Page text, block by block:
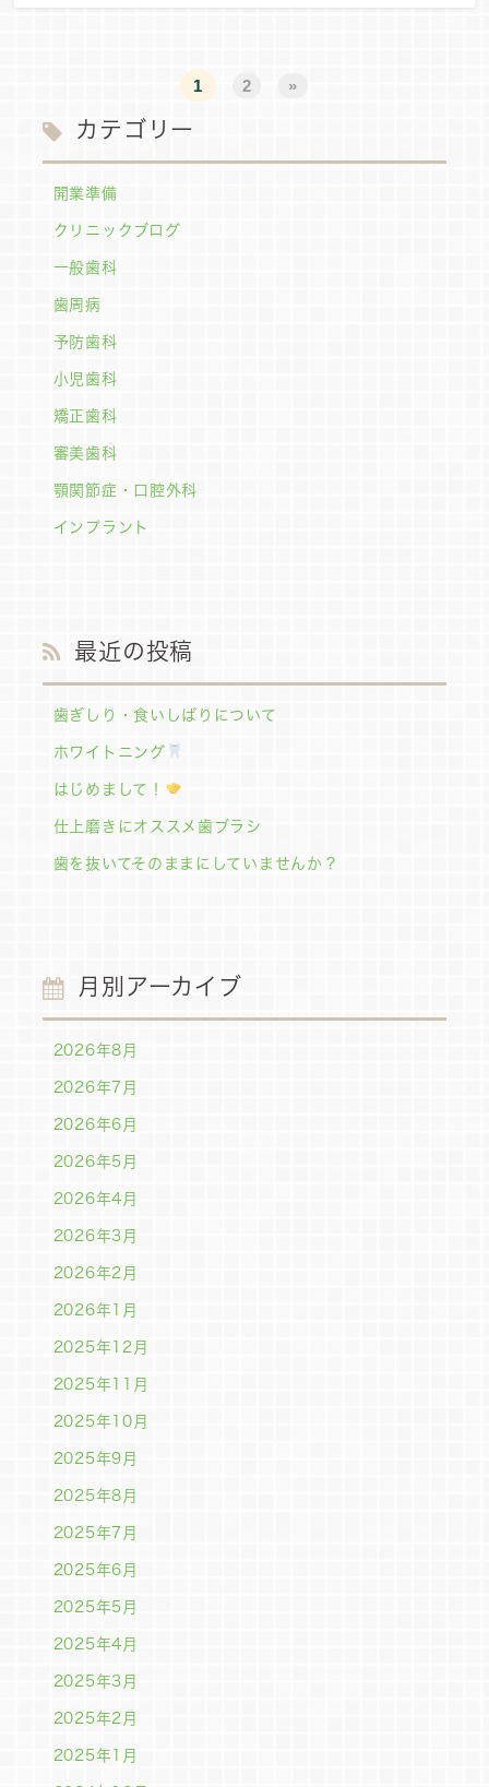
1 2 »
カテゴリー
開業準備
クリニックブログ
一般歯科
歯周病
予防歯科
小児歯科
矯正歯科
審美歯科
顎関節症・口腔外科
インプラント
最近の投稿
歯ぎしり・食いしばりについて
ホワイトニング
はじめまして！
仕上磨きにオススメ歯ブラシ
歯を抜いてそのままにしていませんか？
月別アーカイブ
2026年8月
2026年7月
2026年6月
2026年5月
2026年4月
2026年3月
2026年2月
2026年1月
2025年12月
2025年11月
2025年10月
2025年9月
2025年8月
2025年7月
2025年6月
2025年5月
2025年4月
2025年3月
2025年2月
2025年1月